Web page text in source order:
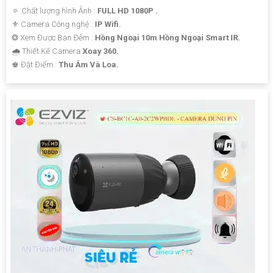
🔅 Chất lượng hình Ảnh : FULL HD 1080P .
⚜️ Camera Công nghệ : IP Wifi.
❂ Xem Được Ban Đêm : Hồng Ngoại 10m Hồng Ngoại Smart IR.
🌧️ Thiết Kế Camera Xoay 360.
️♚ Đặt Điểm : Thu Âm Và Loa.